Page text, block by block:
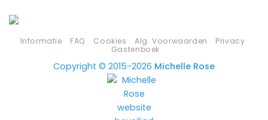
Informatie FAQ Cookies Alg. Voorwaarden
Privacy
Gastenboek
Copyright © 2015-2026 Michelle Rose